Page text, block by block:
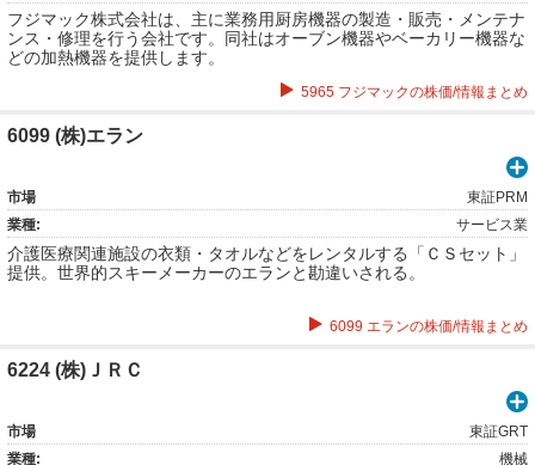
フジマック株式会社は、主に業務用厨房機器の製造・販売・メンテナ
ンス・修理を行う会社です。同社はオーブン機器やベーカリー機器な
どの加熱機器を提供します。
5965 フジマックの株価/情報まとめ
6099 (株)エラン
市場
東証PRM
業種:
サービス業
介護医療関連施設の衣類・タオルなどをレンタルする「ＣＳセット」
提供。世界的スキーメーカーのエランと勘違いされる。
6099 エランの株価/情報まとめ
6224 (株)ＪＲＣ
市場
東証GRT
業種:
機械